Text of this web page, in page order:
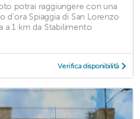
potrai raggiungere con una
d'ora Spiaggia di San Lorenzo
a 1 km da Stabilimento
Verifica disponibilità